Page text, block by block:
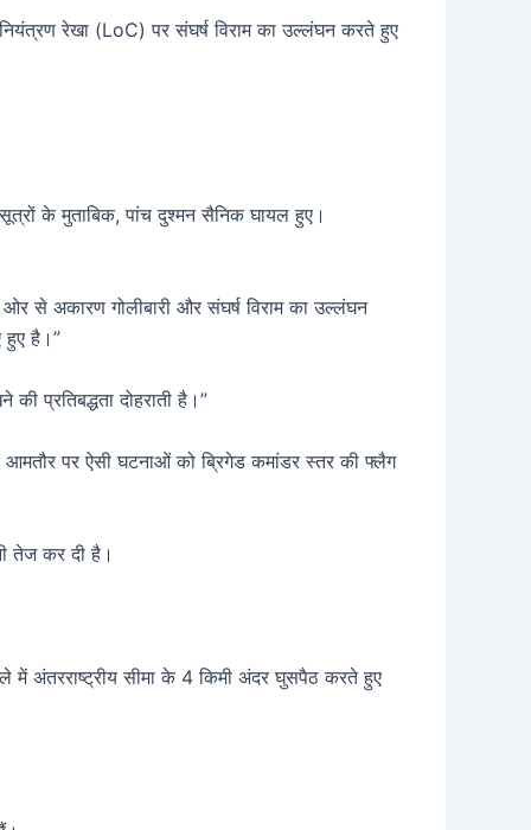
रेखा (LoC) पर संघर्ष विराम का उल्लंघन करते हुए
सूत्रों के मुताबिक, पांच दुश्मन सैनिक घायल हुए।
से अकारण गोलीबारी और संघर्ष विराम का उल्लंघन
हुए है।”
प्रतिबद्धता दोहराती है।”
आमतौर पर ऐसी घटनाओं को ब्रिगेड कमांडर स्तर की फ्लैग
तेज कर दी है।
में अंतरराष्ट्रीय सीमा के 4 किमी अंदर घुसपैठ करते हुए